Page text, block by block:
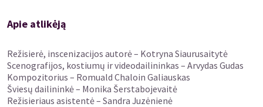
Projektą finansuoja Lietuvos Respublikos kultūros ministerija.
Juozo Miltinio dramos teatro Laboratorija
Laboratorijos salės vietos nėra sunumeruotos, todėl
Apie atlikėją
Režisierė, inscenizacijos autorė – Kotryna Siaurusaitytė
Scenografijos, kostiumų ir videodailininkas – Arvydas Gudas
Kompozitorius – Romuald Chaloin Galiauskas
Šviesų dailininkė – Monika Šerstabojevaitė
Režisieriaus asistentė – Sandra Juzėnienė